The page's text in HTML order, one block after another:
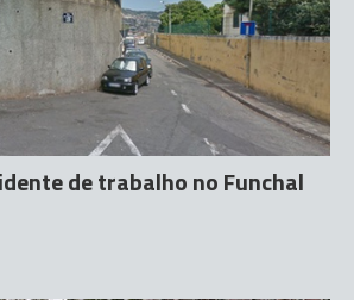
de trabalho no Funchal